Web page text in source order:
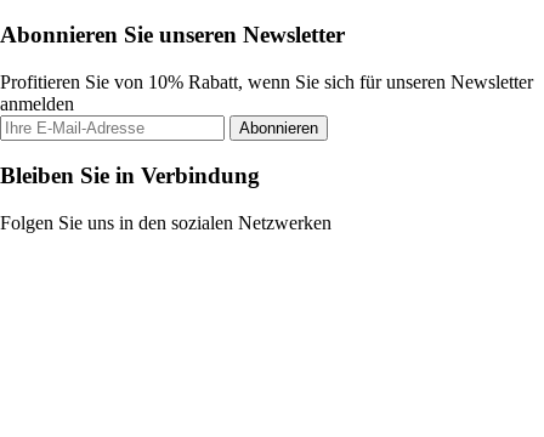
Abonnieren Sie unseren Newsletter
Profitieren Sie von 10% Rabatt, wenn Sie sich für unseren Newsletter
anmelden
Abonnieren
Bleiben Sie in Verbindung
Folgen Sie uns in den sozialen Netzwerken